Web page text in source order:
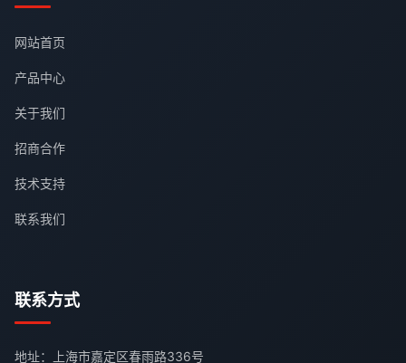
网站首页
产品中心
关于我们
招商合作
技术支持
联系我们
联系方式
地址：上海市嘉定区春雨路336号